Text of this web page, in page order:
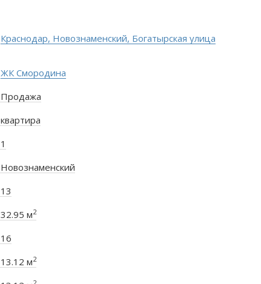
Краснодар, Новознаменский, Богатырская улица
ЖК Смородина
Продажа
квартира
1
Новознаменский
13
32.95 м2
16
13.12 м2